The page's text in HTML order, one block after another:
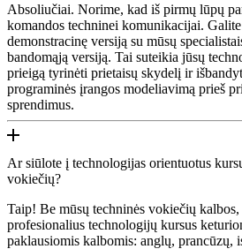
Absoliučiai. Norime, kad iš pirmų lūpų
komandos techninei komunikacijai.
demonstracinę versiją su mūsų
bandomąją versiją. Tai suteikia jūsų
prieigą tyrinėti prietaisų skydelį ir
programinės įrangos modeliavimą prieš
sprendimus.
Ar siūlote į technologijas orientuotus
vokiečių?
Taip! Be mūsų techninės vokiečių
profesionalius technologijų kursus
paklausiomis kalbomis: anglų, prancūzų,